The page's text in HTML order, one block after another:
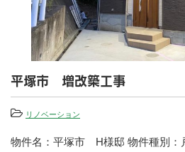
平塚市 増改築工事
リノベーション
物件名：平塚市 H様邸 物件種別：